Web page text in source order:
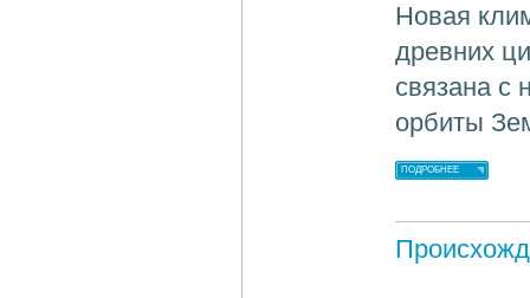
Новая
древних
связана с
орбиты
ПОДРОБНЕЕ